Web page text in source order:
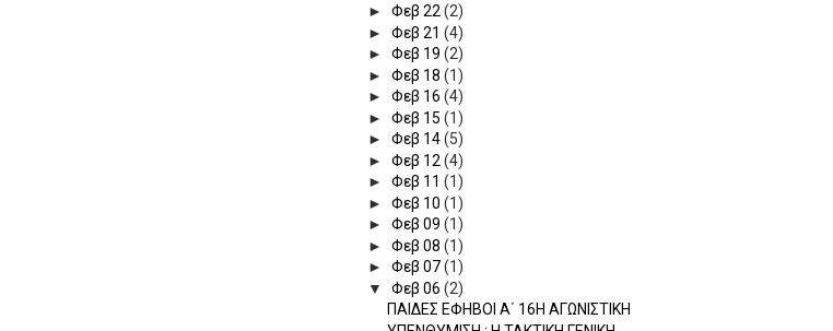
►Φεβ 22(2)
►Φεβ 21(4)
►Φεβ 19(2)
►Φεβ 18(1)
►Φεβ 16(4)
►Φεβ 15(1)
►Φεβ 14(5)
►Φεβ 12(4)
►Φεβ 11(1)
►Φεβ 10(1)
►Φεβ 09(1)
►Φεβ 08(1)
►Φεβ 07(1)
▼Φεβ 06(2)
ΠΑΙΔΕΣ ΕΦΗΒΟΙ Α΄ 16Η ΑΓΩΝΙΣΤΙΚΗ